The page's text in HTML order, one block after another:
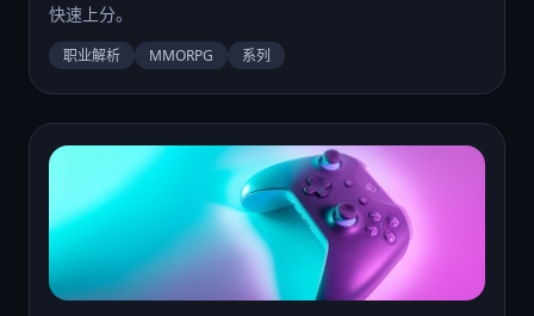
快速上分。
职业解析 MMORPG 系列